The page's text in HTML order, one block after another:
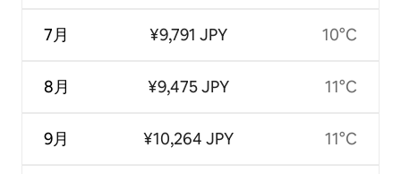
7月
8月
9月
¥9,791 JPY
¥9,475 JPY
¥10,264 JPY
10°C
11°C
11°C